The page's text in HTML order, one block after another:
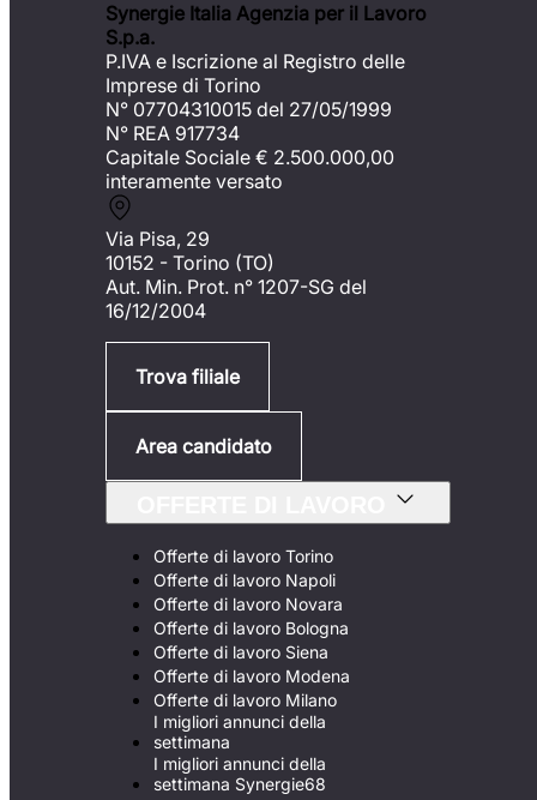
Synergie Italia Agenzia per il Lavoro
S.p.a.
P.IVA e Iscrizione al Registro delle
Imprese di Torino
N° 07704310015 del 27/05/1999
N° REA 917734
Capitale Sociale € 2.500.000,00
interamente versato
Via Pisa, 29
10152 - Torino (TO)
Aut. Min. Prot. n° 1207-SG del
16/12/2004
Trova filiale
Area candidato
Offerte di lavoro Torino
Offerte di lavoro Napoli
Offerte di lavoro Novara
Offerte di lavoro Bologna
Offerte di lavoro Siena
Offerte di lavoro Modena
Offerte di lavoro Milano
I migliori annunci della
settimana
I migliori annunci della
settimana Synergie68